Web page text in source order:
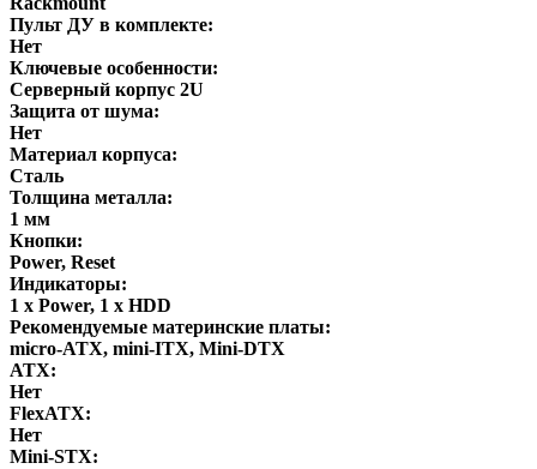
Пульт ДУ в комплекте:
Нет
Ключевые особенности:
Серверный корпус 2U
Защита от шума:
Нет
Материал корпуса:
Сталь
Толщина металла:
1 мм
Кнопки:
Power, Reset
Индикаторы:
1 x Power, 1 x HDD
Рекомендуемые материнские платы:
micro-ATX, mini-ITX, Mini-DTX
ATX:
Нет
FlexATX:
Нет
Mini-STX: